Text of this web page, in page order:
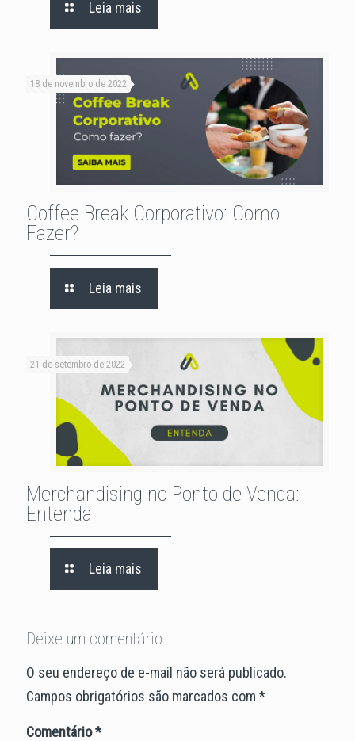
Leia mais
18 de novembro de 2022
Coffee Break Corporativo: Como
Fazer?
Leia mais
21 de setembro de 2022
Merchandising no Ponto de Venda:
Entenda
Leia mais
Deixe um comentário
O seu endereço de e-mail não será publicado.
Campos obrigatórios são marcados com *
Comentário*